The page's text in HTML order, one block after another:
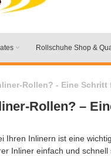
Rollschuhe Shop &
Rollen? - Eine
Rollen? –
Ihren Inlinern ist eine
Inliner einfach und